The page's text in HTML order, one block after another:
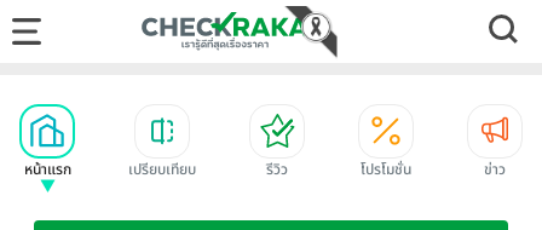
หน้าแรก เปรียบเทียบ รีวิว โปรโมชั่น ข่าว